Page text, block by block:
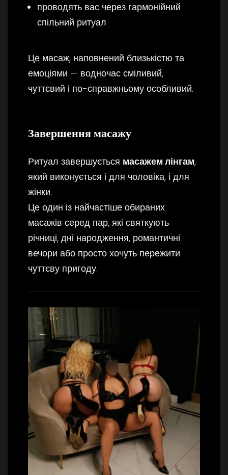
проводять вас через гармонійний
спільний ритуал
Це масаж, наповнений близькістю та
емоціями — водночас сміливий,
чуттєвий і по-справжньому особливий.
Завершення масажу
Ритуал завершується масажем лінгам,
який виконується і для чоловіка, і для
жінки.
Це один із найчастіше обираних
масажів серед пар, які святкують
річниці, дні народження, романтичні
вечори або просто хочуть пережити
чуттєву пригоду.